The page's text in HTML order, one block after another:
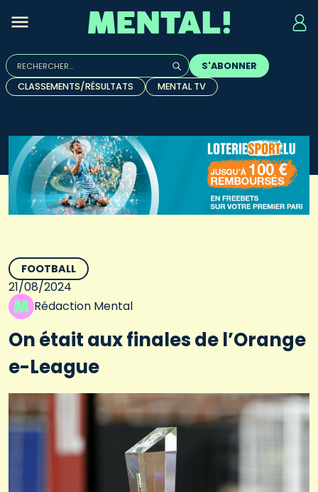
Rechercher :
Quand les résultats de l'auto-complétion sont
S'ABONNER
CLASSEMENTS/RÉSULTATS
MENTAL TV
FOOTBALL
21/08/2024
Rédaction Mental
On était aux finales de l’Orange
e-League